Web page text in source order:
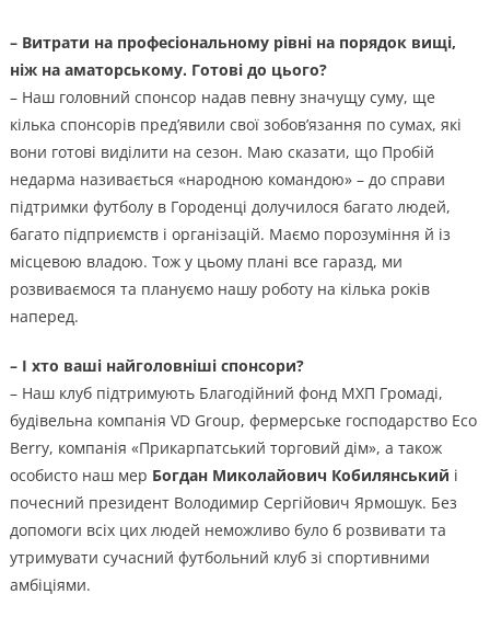
– Витрати на професіональному рівні на порядок вищі,
ніж на аматорському. Готові до цього?
– Наш головний спонсор надав певну значущу суму, ще
кілька спонсорів пред’явили свої зобов’язання по сумах, які
вони готові виділити на сезон. Маю сказати, що Пробій
недарма називається «народною командою» – до справи
підтримки футболу в Городенці долучилося багато людей,
багато підприємств і організацій. Маємо порозуміння й із
місцевою владою. Тож у цьому плані все гаразд, ми
розвиваємося та плануємо нашу роботу на кілька років
наперед.
– І хто ваші найголовніші спонсори?
– Наш клуб підтримують Благодійний фонд МХП Громаді,
будівельна компанія VD Group, фермерське господарство Eco
Berry, компанія «Прикарпатський торговий дім», а також
особисто наш мер Богдан Миколайович Кобилянський і
почесний президент Володимир Сергійович Ярмошук. Без
допомоги всіх цих людей неможливо було б розвивати та
утримувати сучасний футбольний клуб зі спортивними
амбіціями.